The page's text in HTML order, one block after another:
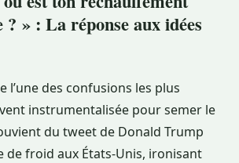
» : La réponse aux idées
l’une des confusions les plus
instrumentalisée pour semer le
du tweet de Donald Trump
de froid aux États-Unis, ironisant